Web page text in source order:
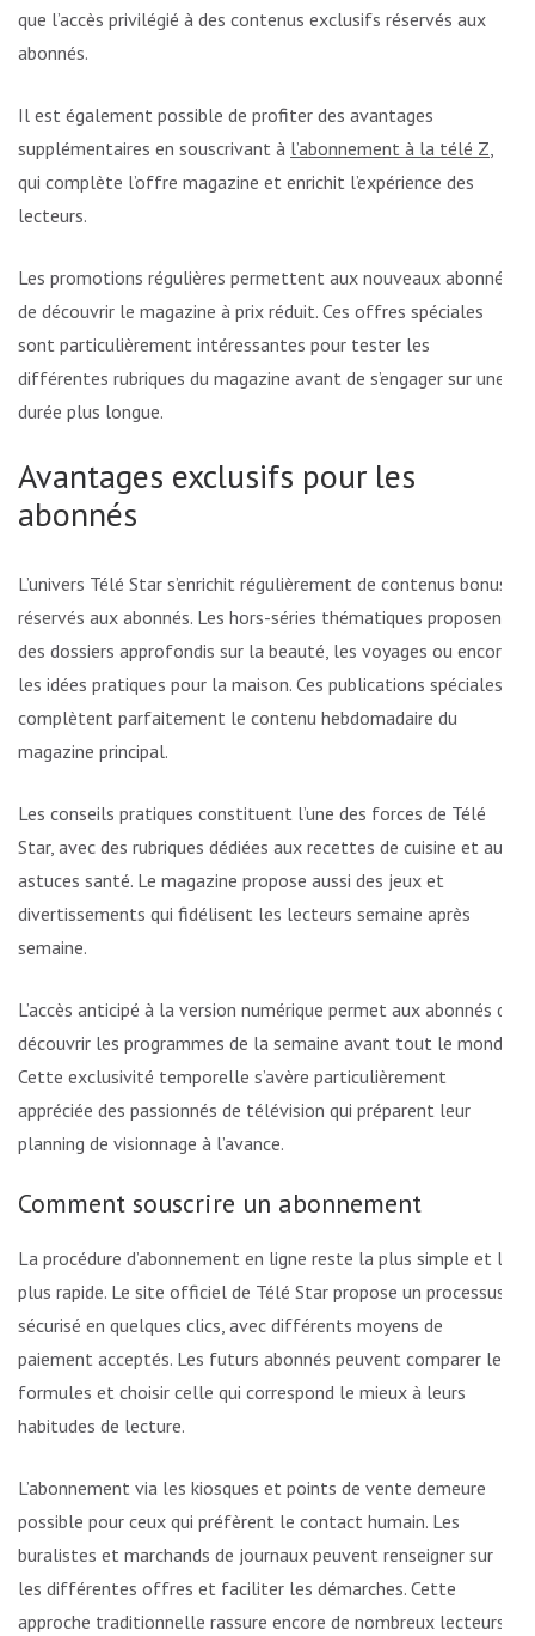
que l’accès privilégié à des contenus exclusifs réservés aux
abonnés.
Il est également possible de profiter des avantages
supplémentaires en souscrivant à l’abonnement à la télé Z,
qui complète l’offre magazine et enrichit l’expérience des
lecteurs.
Les promotions régulières permettent aux nouveaux abonnés
de découvrir le magazine à prix réduit. Ces offres spéciales
sont particulièrement intéressantes pour tester les
différentes rubriques du magazine avant de s’engager sur une
durée plus longue.
Avantages exclusifs pour les
abonnés
L’univers Télé Star s’enrichit régulièrement de contenus bonus
réservés aux abonnés. Les hors-séries thématiques proposent
des dossiers approfondis sur la beauté, les voyages ou encore
les idées pratiques pour la maison. Ces publications spéciales
complètent parfaitement le contenu hebdomadaire du
magazine principal.
Les conseils pratiques constituent l’une des forces de Télé
Star, avec des rubriques dédiées aux recettes de cuisine et aux
astuces santé. Le magazine propose aussi des jeux et
divertissements qui fidélisent les lecteurs semaine après
semaine.
L’accès anticipé à la version numérique permet aux abonnés de
découvrir les programmes de la semaine avant tout le monde.
Cette exclusivité temporelle s’avère particulièrement
appréciée des passionnés de télévision qui préparent leur
planning de visionnage à l’avance.
Comment souscrire un abonnement
La procédure d’abonnement en ligne reste la plus simple et la
plus rapide. Le site officiel de Télé Star propose un processus
sécurisé en quelques clics, avec différents moyens de
paiement acceptés. Les futurs abonnés peuvent comparer les
formules et choisir celle qui correspond le mieux à leurs
habitudes de lecture.
L’abonnement via les kiosques et points de vente demeure
possible pour ceux qui préfèrent le contact humain. Les
buralistes et marchands de journaux peuvent renseigner sur
les différentes offres et faciliter les démarches. Cette
approche traditionnelle rassure encore de nombreux lecteurs,